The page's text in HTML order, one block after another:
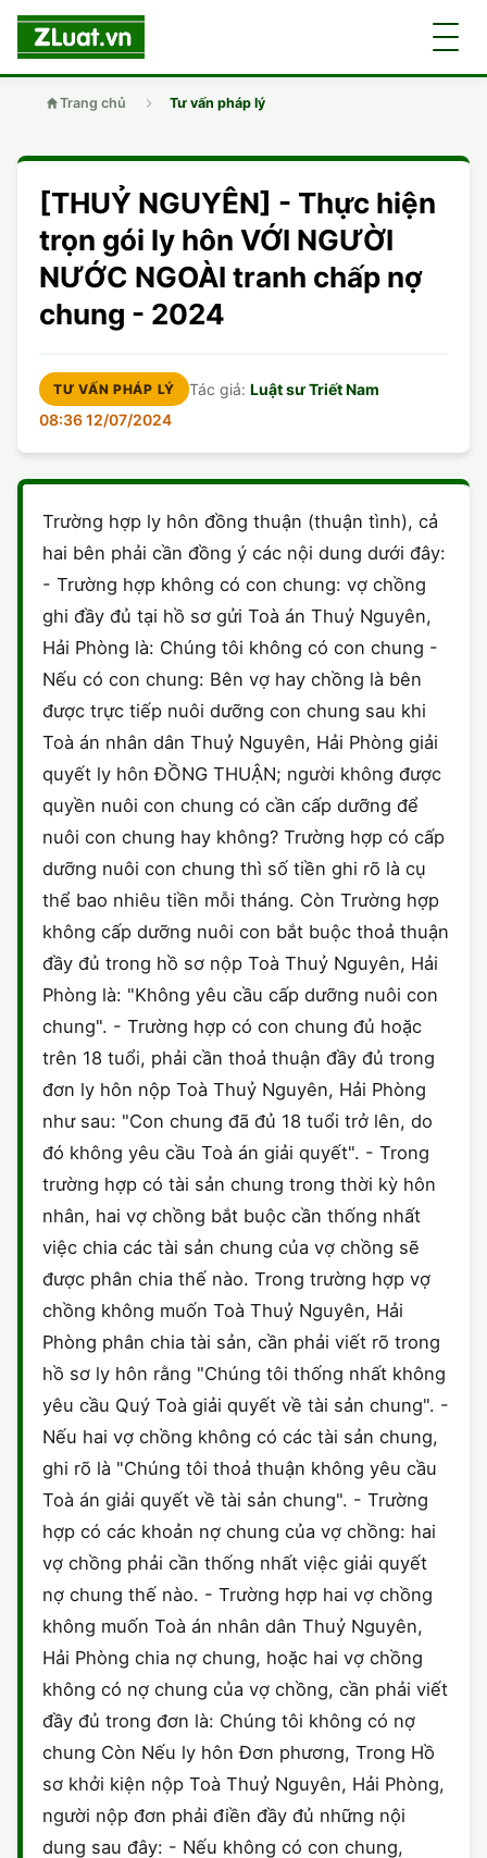
LUẬT SƯ
CHUYÊN VIÊN
TUYỂN DỤNG
DÂN SỰ
DOANH NGHIỆP
GIẤY PHÉP CON
LAO ĐỘNG
SỞ HỮU TRÍ TUỆ
THUẾ - BẢO HIỂM
DÂN SỰ
DOANH NGHIỆP
ĐẤT ĐAI
HÀNH CHÍNH
HÌNH SỰ
HÔN NHÂN - GIA ĐÌNH
LAO ĐỘNG
SỞ HỮU TRÍ TUỆ
THỪA KẾ - DI CHÚC
THUẾ VÀ KẾ TOÁN
DI CHÚC
ĐĂNG KÝ XE
HÀNH CHÍNH
DOANH NGHIỆP
HỘ KINH DOANH
SỞ HỮU TRÍ TUỆ
LÝ LỊCH TƯ PHÁP
TRÍCH LỤC HỘ TỊCH
CÔNG BỐ SẢN PHẨM
GIẤY PHÉP LAO ĐỘNG
CHỨNG NHẬN HACCP
LY HÔN
ĐẤT ĐAI
HÌNH SỰ
HỢP ĐỒNG
TỐ TỤNG
KHÁC
Trang chủ Tư vấn pháp lý
[THUỶ NGUYÊN] - Thực hiện
trọn gói ly hôn VỚI NGƯỜI
NƯỚC NGOÀI tranh chấp nợ
chung - 2024
TƯ VẤN PHÁP LÝ Tác giả:Luật sư Triết Nam
08:36 12/07/2024
Trường hợp ly hôn đồng thuận (thuận tình), cả
hai bên phải cần đồng ý các nội dung dưới đây:
- Trường hợp không có con chung: vợ chồng
ghi đầy đủ tại hồ sơ gửi Toà án Thuỷ Nguyên,
Hải Phòng là: Chúng tôi không có con chung -
Nếu có con chung: Bên vợ hay chồng là bên
được trực tiếp nuôi dưỡng con chung sau khi
Toà án nhân dân Thuỷ Nguyên, Hải Phòng giải
quyết ly hôn ĐỒNG THUẬN; người không được
quyền nuôi con chung có cần cấp dưỡng để
nuôi con chung hay không? Trường hợp có cấp
dưỡng nuôi con chung thì số tiền ghi rõ là cụ
thể bao nhiêu tiền mỗi tháng. Còn Trường hợp
không cấp dưỡng nuôi con bắt buộc thoả thuận
đầy đủ trong hồ sơ nộp Toà Thuỷ Nguyên, Hải
Phòng là: "Không yêu cầu cấp dưỡng nuôi con
chung". - Trường hợp có con chung đủ hoặc
trên 18 tuổi, phải cần thoả thuận đầy đủ trong
đơn ly hôn nộp Toà Thuỷ Nguyên, Hải Phòng
như sau: "Con chung đã đủ 18 tuổi trở lên, do
đó không yêu cầu Toà án giải quyết". - Trong
trường hợp có tài sản chung trong thời kỳ hôn
nhân, hai vợ chồng bắt buộc cần thống nhất
việc chia các tài sản chung của vợ chồng sẽ
được phân chia thế nào. Trong trường hợp vợ
chồng không muốn Toà Thuỷ Nguyên, Hải
Phòng phân chia tài sản, cần phải viết rõ trong
hồ sơ ly hôn rằng "Chúng tôi thống nhất không
yêu cầu Quý Toà giải quyết về tài sản chung". -
Nếu hai vợ chồng không có các tài sản chung,
ghi rõ là "Chúng tôi thoả thuận không yêu cầu
Toà án giải quyết về tài sản chung". - Trường
hợp có các khoản nợ chung của vợ chồng: hai
vợ chồng phải cần thống nhất việc giải quyết
nợ chung thế nào. - Trường hợp hai vợ chồng
không muốn Toà án nhân dân Thuỷ Nguyên,
Hải Phòng chia nợ chung, hoặc hai vợ chồng
không có nợ chung của vợ chồng, cần phải viết
đầy đủ trong đơn là: Chúng tôi không có nợ
chung Còn Nếu ly hôn Đơn phương, Trong Hồ
sơ khởi kiện nộp Toà Thuỷ Nguyên, Hải Phòng,
người nộp đơn phải điền đầy đủ những nội
dung sau đây: - Nếu không có con chung,